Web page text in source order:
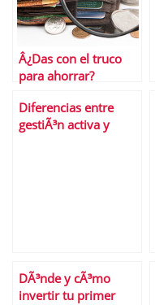
Â¿Das con el truco
para ahorrar?
Diferencias entre
gestiÃ³n activa y
DÃ³nde y cÃ³mo
invertir tu primer